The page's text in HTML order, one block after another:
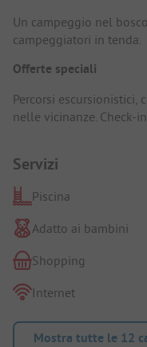
Un campeggio nel
campeggiatori in tenda.
Offerte speciali
Percorsi
nelle vicinanze. Check-
Servizi
Piscina
Adatto ai bambini
Shopping
Internet
Mostra tutte le 12